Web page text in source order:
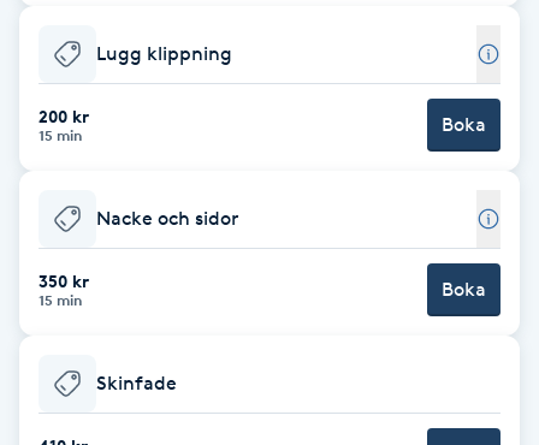
Barnklippning
BIAB
Bottenfärg
Brynformning
Brynplockning
Lugg klippning
200 kr
15 min Boka
Nacke och sidor
350 kr
15 min Boka
Skinfade